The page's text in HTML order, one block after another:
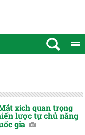
xích quan trọng
lược tự chủ năng
gia